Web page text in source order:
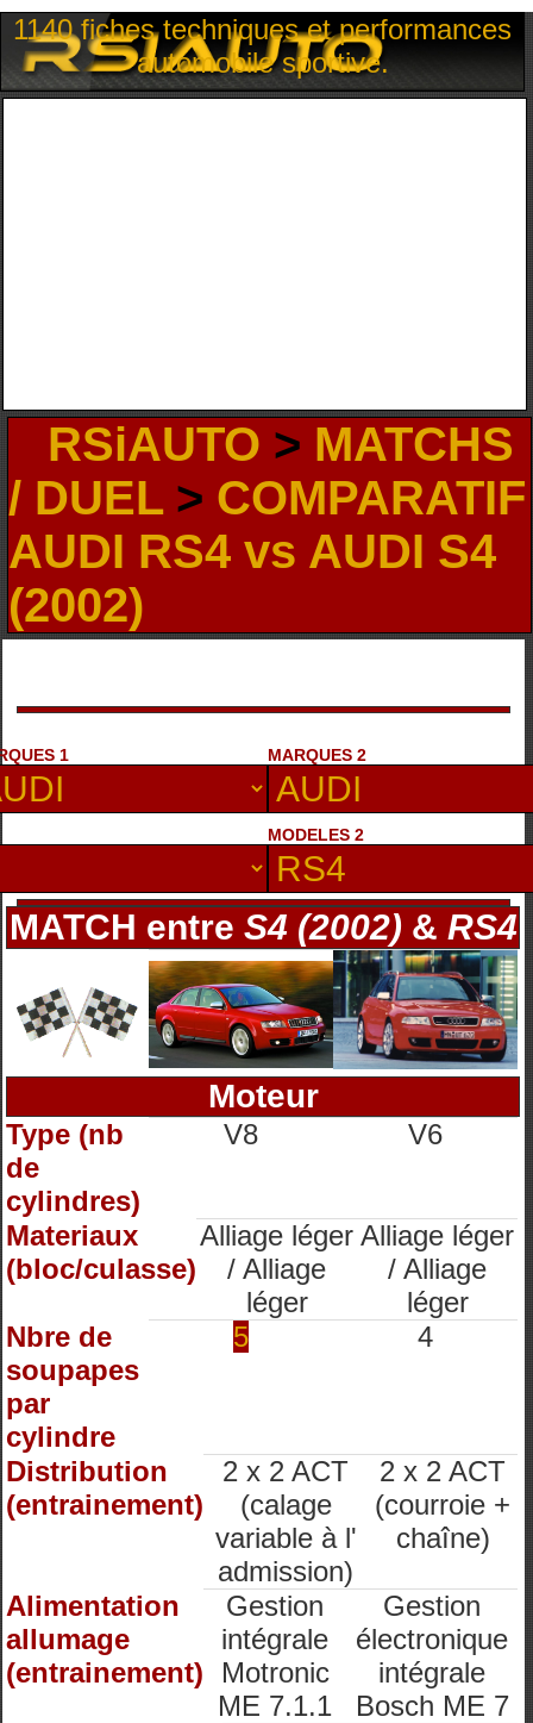
1140 fiches techniques et performances
automobile sportive.
RSiAUTO > MATCHS
/ DUEL> COMPARATIF
AUDI RS4 vs AUDI S4
(2002)
1 MARQUES 2
MODELES 2
MATCH entre S4 (2002) & RS4
Moteur
Type (nb
de
cylindres)
V8 V6
Materiaux
(bloc/culasse)
Alliage léger
/ Alliage
léger
Alliage léger
/ Alliage
léger
Nbre de
soupapes
par
cylindre
5 4
Distribution
(entrainement)
2 x 2 ACT
(calage
variable à l'
admission)
2 x 2 ACT
(courroie +
chaîne)
Alimentation
allumage
(entrainement)
Gestion
intégrale
Motronic
ME 7.1.1
Gestion
électronique
intégrale
Bosch ME 7